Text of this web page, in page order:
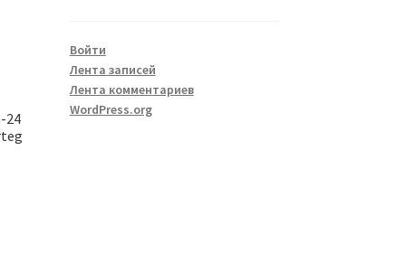
24
Войти
Лента записей
Лента комментариев
WordPress.org